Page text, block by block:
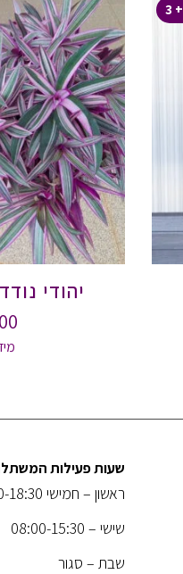
יהודי
שעות פעילות
ראשון – חמישי 08:00-18:30
שישי – 08:00-15:30
שבת – סגור